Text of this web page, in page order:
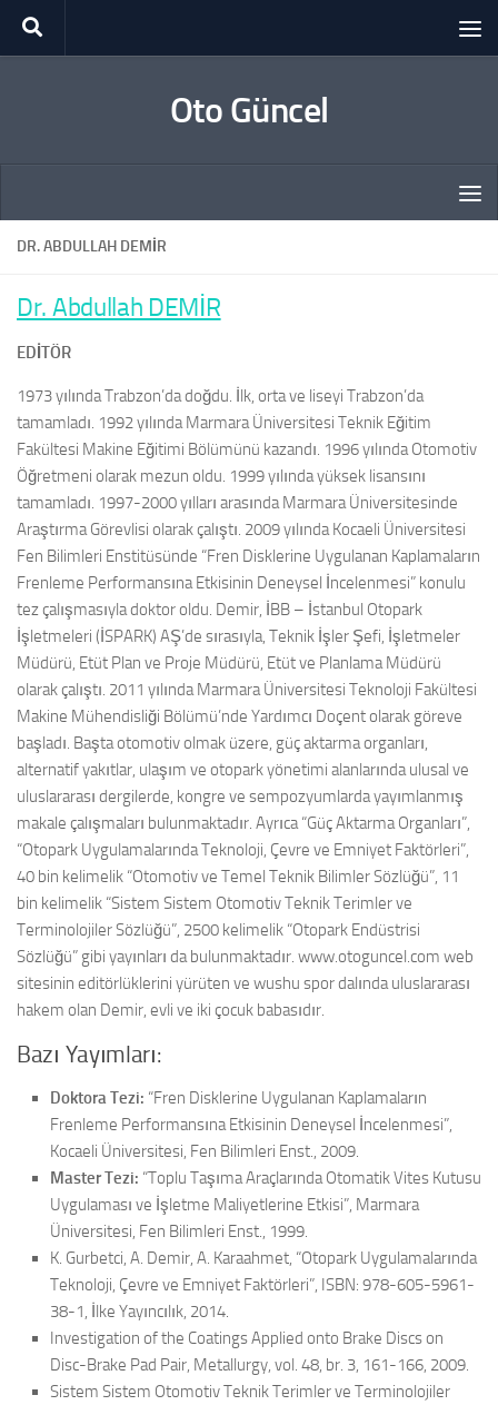
Skip to content
Oto Güncel
DR. ABDULLAH DEMİR
Dr. Abdullah DEMİR
EDİTÖR
1973 yılında Trabzon’da doğdu. İlk, orta ve liseyi Trabzon’da
tamamladı. 1992 yılında Marmara Üniversitesi Teknik Eğitim
Fakültesi Makine Eğitimi Bölümünü kazandı. 1996 yılında Otomotiv
Öğretmeni olarak mezun oldu. 1999 yılında yüksek lisansını
tamamladı. 1997-2000 yılları arasında Marmara Üniversitesinde
Araştırma Görevlisi olarak çalıştı. 2009 yılında Kocaeli Üniversitesi
Fen Bilimleri Enstitüsünde “Fren Disklerine Uygulanan Kaplamaların
Frenleme Performansına Etkisinin Deneysel İncelenmesi” konulu
tez çalışmasıyla doktor oldu. Demir, İBB – İstanbul Otopark
İşletmeleri (İSPARK) AŞ’de sırasıyla, Teknik İşler Şefi, İşletmeler
Müdürü, Etüt Plan ve Proje Müdürü, Etüt ve Planlama Müdürü
olarak çalıştı. 2011 yılında Marmara Üniversitesi Teknoloji Fakültesi
Makine Mühendisliği Bölümü’nde Yardımcı Doçent olarak göreve
başladı. Başta otomotiv olmak üzere, güç aktarma organları,
alternatif yakıtlar, ulaşım ve otopark yönetimi alanlarında ulusal ve
uluslararası dergilerde, kongre ve sempozyumlarda yayımlanmış
makale çalışmaları bulunmaktadır. Ayrıca “Güç Aktarma Organları”,
“Otopark Uygulamalarında Teknoloji, Çevre ve Emniyet Faktörleri”,
40 bin kelimelik “Otomotiv ve Temel Teknik Bilimler Sözlüğü”, 11
bin kelimelik “Sistem Sistem Otomotiv Teknik Terimler ve
Terminolojiler Sözlüğü”, 2500 kelimelik “Otopark Endüstrisi
Sözlüğü” gibi yayınları da bulunmaktadır. www.otoguncel.com web
sitesinin editörlüklerini yürüten ve wushu spor dalında uluslararası
hakem olan Demir, evli ve iki çocuk babasıdır.
Bazı Yayımları:
Doktora Tezi: “Fren Disklerine Uygulanan Kaplamaların
Frenleme Performansına Etkisinin Deneysel İncelenmesi”,
Kocaeli Üniversitesi, Fen Bilimleri Enst., 2009.
Master Tezi: “Toplu Taşıma Araçlarında Otomatik Vites Kutusu
Uygulaması ve İşletme Maliyetlerine Etkisi”, Marmara
Üniversitesi, Fen Bilimleri Enst., 1999.
K. Gurbetci, A. Demir, A. Karaahmet, “Otopark Uygulamalarında
Teknoloji, Çevre ve Emniyet Faktörleri”, ISBN: 978-605-5961-
38-1, İlke Yayıncılık, 2014.
Investigation of the Coatings Applied onto Brake Discs on
Disc-Brake Pad Pair, Metallurgy, vol. 48, br. 3, 161-166, 2009.
Sistem Sistem Otomotiv Teknik Terimler ve Terminolojiler